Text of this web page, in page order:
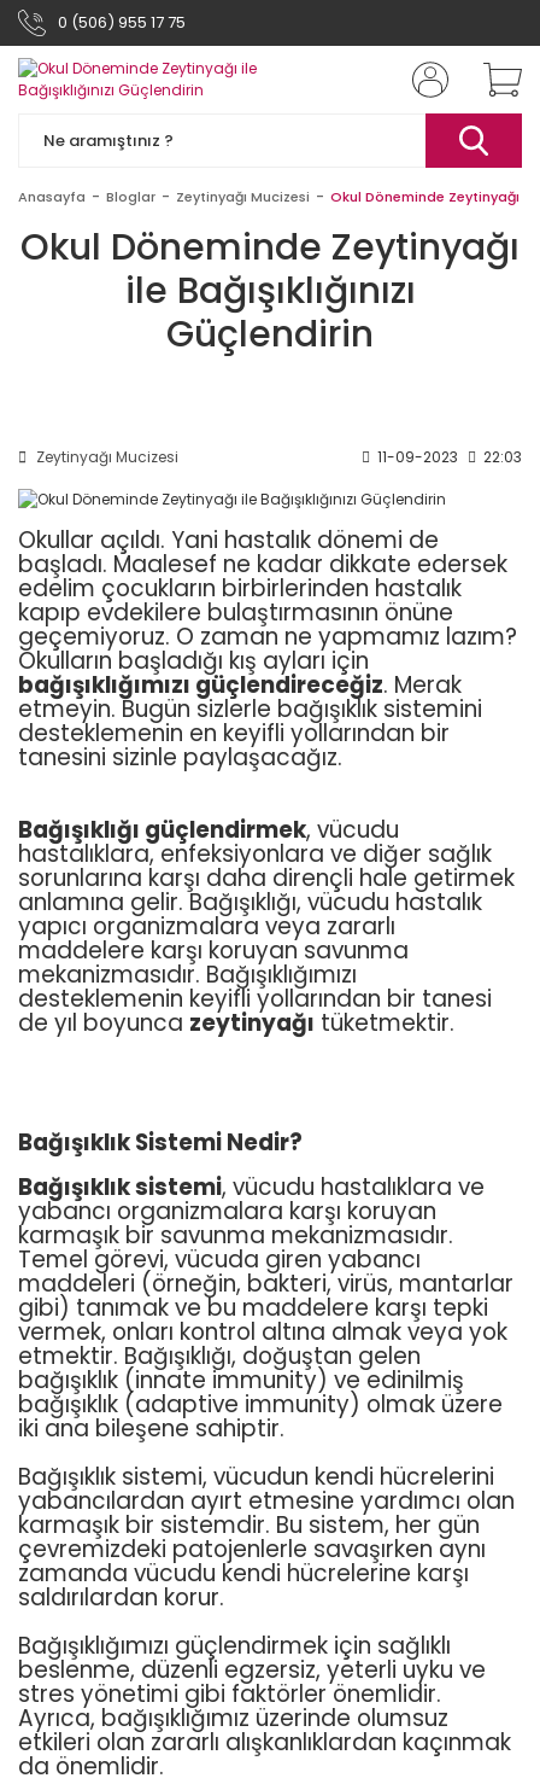
0 (506) 955 17 75
Anasayfa Bloglar Zeytinyağı Mucizesi Okul Döneminde Zeytinyağı ile
Okul Döneminde Zeytinyağı
ile Bağışıklığınızı
Güçlendirin
Zeytinyağı Mucizesi 11-09-2023 22:03
Okullar açıldı. Yani hastalık dönemi de
başladı. Maalesef ne kadar dikkate edersek
edelim çocukların birbirlerinden hastalık
kapıp evdekilere bulaştırmasının önüne
geçemiyoruz. O zaman ne yapmamız lazım?
Okulların başladığı kış ayları için
bağışıklığımızı güçlendireceğiz. Merak
etmeyin. Bugün sizlerle bağışıklık sistemini
desteklemenin en keyifli yollarından bir
tanesini sizinle paylaşacağız.
Bağışıklığı güçlendirmek, vücudu
hastalıklara, enfeksiyonlara ve diğer sağlık
sorunlarına karşı daha dirençli hale getirmek
anlamına gelir. Bağışıklığı, vücudu hastalık
yapıcı organizmalara veya zararlı
maddelere karşı koruyan savunma
mekanizmasıdır. Bağışıklığımızı
desteklemenin keyifli yollarından bir tanesi
de yıl boyunca zeytinyağı tüketmektir.
Bağışıklık Sistemi Nedir?
Bağışıklık sistemi, vücudu hastalıklara ve
yabancı organizmalara karşı koruyan
karmaşık bir savunma mekanizmasıdır.
Temel görevi, vücuda giren yabancı
maddeleri (örneğin, bakteri, virüs, mantarlar
gibi) tanımak ve bu maddelere karşı tepki
vermek, onları kontrol altına almak veya yok
etmektir. Bağışıklığı, doğuştan gelen
bağışıklık (innate immunity) ve edinilmiş
bağışıklık (adaptive immunity) olmak üzere
iki ana bileşene sahiptir.
Bağışıklık sistemi, vücudun kendi hücrelerini
yabancılardan ayırt etmesine yardımcı olan
karmaşık bir sistemdir. Bu sistem, her gün
çevremizdeki patojenlerle savaşırken aynı
zamanda vücudu kendi hücrelerine karşı
saldırılardan korur.
Bağışıklığımızı güçlendirmek için sağlıklı
beslenme, düzenli egzersiz, yeterli uyku ve
stres yönetimi gibi faktörler önemlidir.
Ayrıca, bağışıklığımız üzerinde olumsuz
etkileri olan zararlı alışkanlıklardan kaçınmak
da önemlidir.